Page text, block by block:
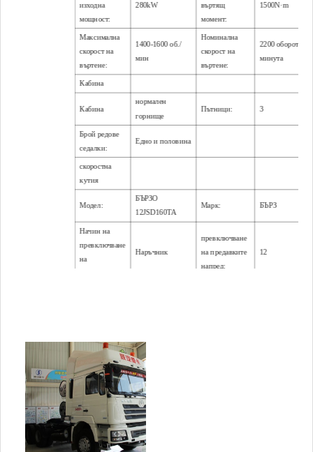
изходна
мощност:
280kW
въртящ
момент:
1500N·m
Максимална
скорост на
въртене:
1400-1600 об./
мин
Номинална
скорост на
въртене:
2200 оборота в
минута
Кабина
Кабина
нормален
горнище
Пътници: 3
Брой редове
седалки:
Едно и половина
скоростна
кутия
Модел:
БЪРЗО
12JSD160TA
Марк: БЪРЗ
Начин на
превключване
на
Наръчник
превключване
на предавките
напред:
12
номер: 10
резервоар
Материал
Алуминиева
сплав
Шаси
Задна ос: напълно плаващ